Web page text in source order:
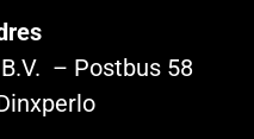
– Postbus 58